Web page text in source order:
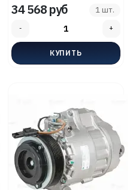
34 568 руб 1 шт.